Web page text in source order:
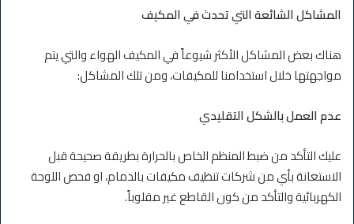
المشاكل الشائعة التي تحدث في المكيف
هناك بعض المشاكل الأكثر شيوعاً في المكيف الهواء والتي يتم
مواجهتها خلال استخدامنا للمكيفات، ومن تلك المشاكل:
عدم العمل بالشكل التقليدي
عليك التأكد من ضبط المنظم الخاص بالحرارة بطريقة صحيحة قبل
الاستعانة بأي من شركات تنظيف مكيفات بالدمام، او فحص اللوحة
الكهربائية والتأكد من كون القاطع غير مقلوباً.